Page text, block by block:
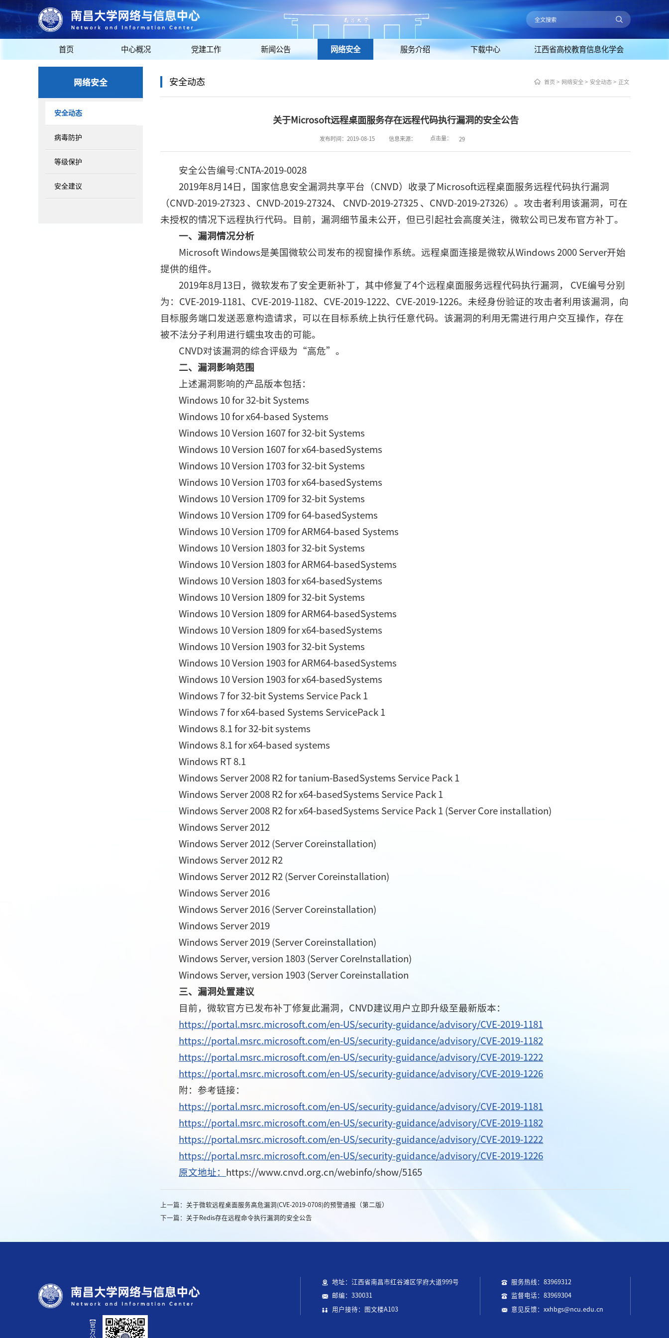
首页 中心概况 党建工作 新闻公告 网络安全 服务介绍 下载中心 江西省高校教育信息化学会
网络安全
安全动态
病毒防护
等级保护
安全建议
安全动态 首页 > 网络安全 > 安全动态 > 正文
关于Microsoft远程桌面服务存在远程代码执行漏洞的安全公告
发布时间：2019-08-15 信息来源： 点击量： 29
安全公告编号:CNTA-2019-0028
2019年8月14日，国家信息安全漏洞共享平台（CNVD）收录了Microsoft远程桌面服务远程代码执行漏洞
（CNVD-2019-27323 、CNVD-2019-27324、 CNVD-2019-27325 、CNVD-2019-27326）。攻击者利用该漏洞，可在
未授权的情况下远程执行代码。目前，漏洞细节虽未公开，但已引起社会高度关注，微软公司已发布官方补丁。
一、漏洞情况分析
Microsoft Windows是美国微软公司发布的视窗操作系统。远程桌面连接是微软从Windows 2000 Server开始
提供的组件。
2019年8月13日，微软发布了安全更新补丁，其中修复了4个远程桌面服务远程代码执行漏洞， CVE编号分别
为：CVE-2019-1181、CVE-2019-1182、CVE-2019-1222、CVE-2019-1226。未经身份验证的攻击者利用该漏洞，向
目标服务端口发送恶意构造请求，可以在目标系统上执行任意代码。该漏洞的利用无需进行用户交互操作，存在
被不法分子利用进行蠕虫攻击的可能。
CNVD对该漏洞的综合评级为“高危”。
二、漏洞影响范围
上述漏洞影响的产品版本包括：
Windows 10 for 32-bit Systems
Windows 10 for x64-based Systems
Windows 10 Version 1607 for 32-bit Systems
Windows 10 Version 1607 for x64-basedSystems
Windows 10 Version 1703 for 32-bit Systems
Windows 10 Version 1703 for x64-basedSystems
Windows 10 Version 1709 for 32-bit Systems
Windows 10 Version 1709 for 64-basedSystems
Windows 10 Version 1709 for ARM64-based Systems
Windows 10 Version 1803 for 32-bit Systems
Windows 10 Version 1803 for ARM64-basedSystems
Windows 10 Version 1803 for x64-basedSystems
Windows 10 Version 1809 for 32-bit Systems
Windows 10 Version 1809 for ARM64-basedSystems
Windows 10 Version 1809 for x64-basedSystems
Windows 10 Version 1903 for 32-bit Systems
Windows 10 Version 1903 for ARM64-basedSystems
Windows 10 Version 1903 for x64-basedSystems
Windows 7 for 32-bit Systems Service Pack 1
Windows 7 for x64-based Systems ServicePack 1
Windows 8.1 for 32-bit systems
Windows 8.1 for x64-based systems
Windows RT 8.1
Windows Server 2008 R2 for tanium-BasedSystems Service Pack 1
Windows Server 2008 R2 for x64-basedSystems Service Pack 1
Windows Server 2008 R2 for x64-basedSystems Service Pack 1 (Server Core installation)
Windows Server 2012
Windows Server 2012 (Server Coreinstallation)
Windows Server 2012 R2
Windows Server 2012 R2 (Server Coreinstallation)
Windows Server 2016
Windows Server 2016 (Server Coreinstallation)
Windows Server 2019
Windows Server 2019 (Server Coreinstallation)
Windows Server, version 1803 (Server CoreInstallation)
Windows Server, version 1903 (Server Coreinstallation
三、漏洞处置建议
目前，微软官方已发布补丁修复此漏洞，CNVD建议用户立即升级至最新版本：
https://portal.msrc.microsoft.com/en-US/security-guidance/advisory/CVE-2019-1181
https://portal.msrc.microsoft.com/en-US/security-guidance/advisory/CVE-2019-1182
https://portal.msrc.microsoft.com/en-US/security-guidance/advisory/CVE-2019-1222
https://portal.msrc.microsoft.com/en-US/security-guidance/advisory/CVE-2019-1226
附：参考链接：
https://portal.msrc.microsoft.com/en-US/security-guidance/advisory/CVE-2019-1181
https://portal.msrc.microsoft.com/en-US/security-guidance/advisory/CVE-2019-1182
https://portal.msrc.microsoft.com/en-US/security-guidance/advisory/CVE-2019-1222
https://portal.msrc.microsoft.com/en-US/security-guidance/advisory/CVE-2019-1226
原文地址：
https://www.cnvd.org.cn/webinfo/show/5165
上一篇： 关于微软远程桌面服务高危漏洞(CVE-2019-0708)的预警通报（第二版）
下一篇： 关于Redis存在远程命令执行漏洞的安全公告
地址：江西省南昌市红谷滩区学府大道999号
邮编：330031
用户接待：图文楼A103
服务热线：83969312
监督电话：83969304
意见反馈：xxhbgs@ncu.edu.cn